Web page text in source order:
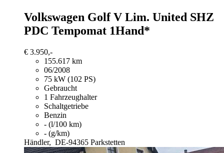
Volkswagen Golf V Lim. United SHZ
PDC Tempomat 1Hand*
€ 3.950,-
155.617 km
06/2008
75 kW (102 PS)
Gebraucht
1 Fahrzeughalter
Schaltgetriebe
Benzin
- (l/100 km)
- (g/km)
Händler, DE-94365 Parkstetten